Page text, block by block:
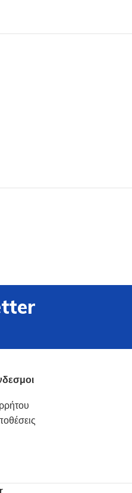
Βοηθητικά Σκεύη